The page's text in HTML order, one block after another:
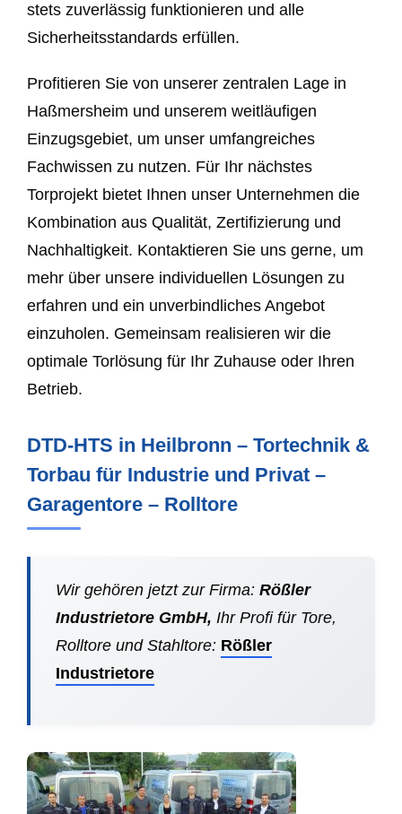
stets zuverlässig funktionieren und alle
Sicherheitsstandards erfüllen.
Profitieren Sie von unserer zentralen Lage in
Haßmersheim und unserem weitläufigen
Einzugsgebiet, um unser umfangreiches
Fachwissen zu nutzen. Für Ihr nächstes
Torprojekt bietet Ihnen unser Unternehmen die
Kombination aus Qualität, Zertifizierung und
Nachhaltigkeit. Kontaktieren Sie uns gerne, um
mehr über unsere individuellen Lösungen zu
erfahren und ein unverbindliches Angebot
einzuholen. Gemeinsam realisieren wir die
optimale Torlösung für Ihr Zuhause oder Ihren
Betrieb.
DTD-HTS in Heilbronn – Tortechnik &
Torbau für Industrie und Privat –
Garagentore – Rolltore
Wir gehören jetzt zur Firma: Rößler
Industrietore GmbH, Ihr Profi für Tore,
Rolltore und Stahltore: Rößler
Industrietore